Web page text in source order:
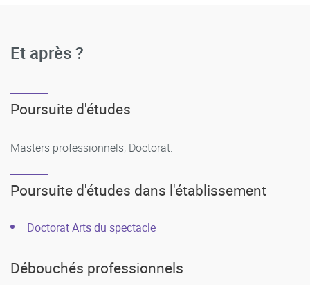
Et après ?
Poursuite d'études
Masters professionnels, Doctorat.
Poursuite d'études dans l'établissement
Doctorat Arts du spectacle
Débouchés professionnels